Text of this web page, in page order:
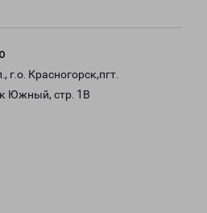
Красногорск,пгт.
Южный, стр. 1В